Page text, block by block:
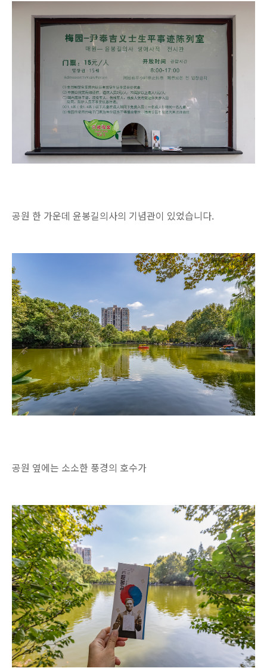
공원 한 가운데 윤봉길의사의 기념관이 있었습니다.
공원 옆에는 소소한 풍경의 호수가